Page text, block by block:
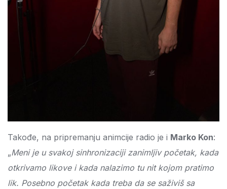
Takođe, na pripremanju animcije radio je i Marko Kon:
„Meni je u svakoj sinhronizaciji zanimljiv početak, kada
otkrivamo likove i kada nalazimo tu nit kojom pratimo
lik. Posebno početak kada treba da se saživiš sa